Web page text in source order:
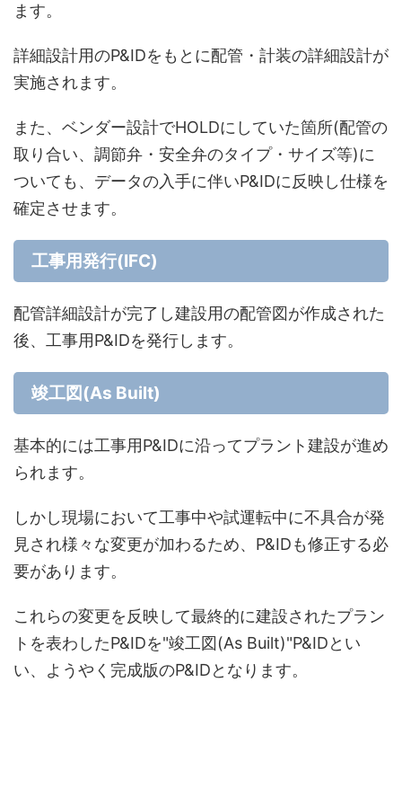
ます。
詳細設計用のP&IDをもとに配管・計装の詳細設計が
実施されます。
また、ベンダー設計でHOLDにしていた箇所(配管の
取り合い、調節弁・安全弁のタイプ・サイズ等)に
ついても、データの入手に伴いP&IDに反映し仕様を
確定させます。
工事用発行(IFC)
配管詳細設計が完了し建設用の配管図が作成された
後、工事用P&IDを発行します。
竣工図(As Built)
基本的には工事用P&IDに沿ってプラント建設が進め
られます。
しかし現場において工事中や試運転中に不具合が発
見され様々な変更が加わるため、P&IDも修正する必
要があります。
これらの変更を反映して最終的に建設されたプラン
トを表わしたP&IDを"竣工図(As Built)"P&IDとい
い、ようやく完成版のP&IDとなります。